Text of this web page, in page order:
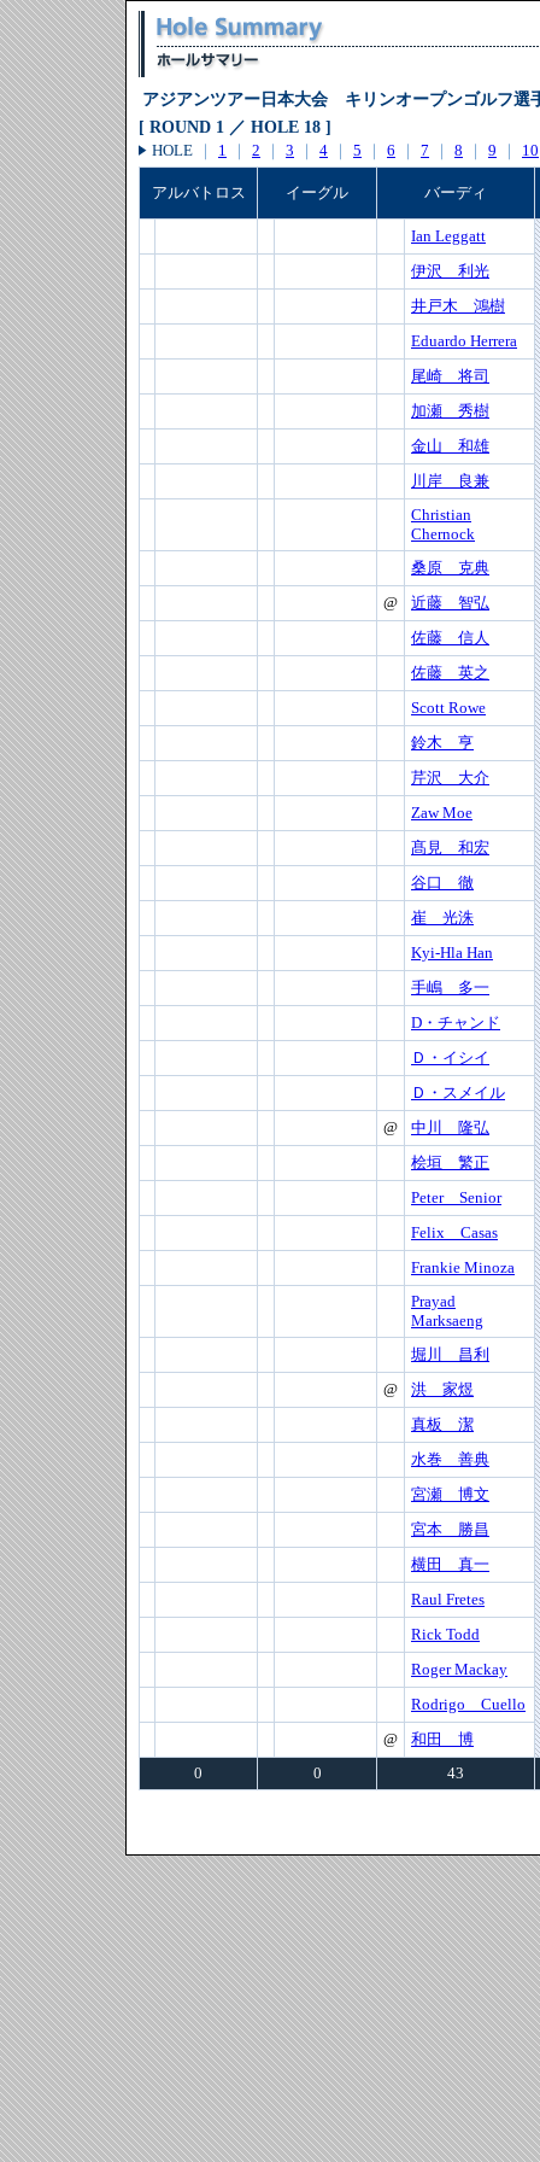
アジアンツアー日本大会 キリンオープンゴルフ選
[ ROUND 1 ／ HOLE 18 ]
HOLE
｜ 1 ｜ 2 ｜ 3 ｜ 4 ｜ 5 ｜ 6 ｜ 7 ｜ 8 ｜ 9 ｜ 10
アルバトロス イーグル バーディ
Ian Leggatt
伊沢 利光
井戸木 鴻樹
Eduardo Herrera
尾崎 将司
加瀬 秀樹
金山 和雄
川岸 良兼
Christian
Chernock
桑原 克典
@
近藤 智弘
佐藤 信人
佐藤 英之
Scott Rowe
鈴木 亨
芹沢 大介
Zaw Moe
髙見 和宏
谷口 徹
崔 光洙
Kyi-Hla Han
手嶋 多一
D・チャンド
Ｄ・イシイ
Ｄ・スメイル
@
中川 隆弘
桧垣 繁正
Peter Senior
Felix Casas
Frankie Minoza
Prayad
Marksaeng
堀川 昌利
@
洪 家煜
真板 潔
水巻 善典
宮瀬 博文
宮本 勝昌
横田 真一
Raul Fretes
Rick Todd
Roger Mackay
Rodrigo Cuello
@
和田 博
0
0 43